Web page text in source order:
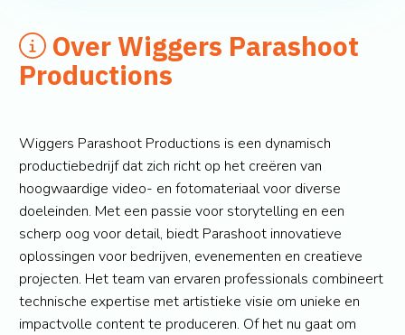
Over Wiggers Parashoot
Productions
Wiggers Parashoot Productions is een dynamisch
productiebedrijf dat zich richt op het creëren van
hoogwaardige video- en fotomateriaal voor diverse
doeleinden. Met een passie voor storytelling en een
scherp oog voor detail, biedt Parashoot innovatieve
oplossingen voor bedrijven, evenementen en creatieve
projecten. Het team van ervaren professionals combineert
technische expertise met artistieke visie om unieke en
impactvolle content te produceren. Of het nu gaat om